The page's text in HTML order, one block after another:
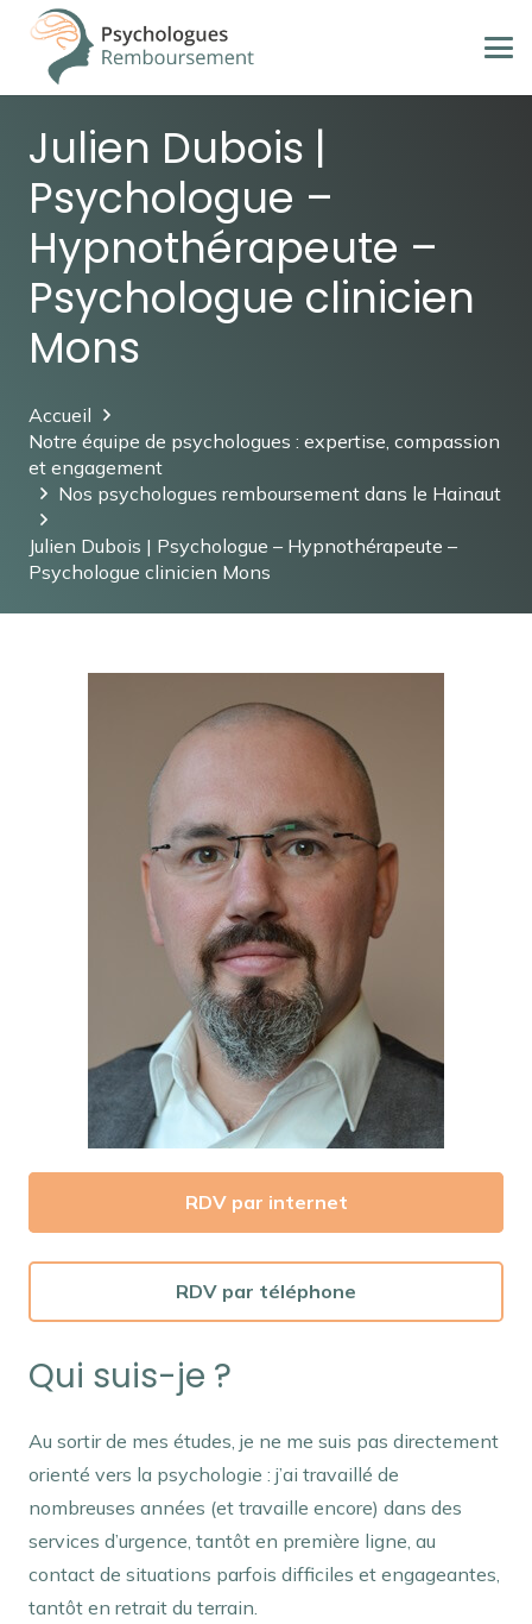
Julien Dubois |
Psychologue –
Hypnothérapeute –
Psychologue clinicien
Mons
Accueil
Notre équipe de psychologues : expertise, compassion
et engagement
Nos psychologues remboursement dans le Hainaut
Julien Dubois | Psychologue – Hypnothérapeute –
Psychologue clinicien Mons
RDV par internet
RDV par téléphone
Qui suis-je ?
Au sortir de mes études, je ne me suis pas directement
orienté vers la psychologie : j’ai travaillé de
nombreuses années (et travaille encore) dans des
services d’urgence, tantôt en première ligne, au
contact de situations parfois difficiles et engageantes,
tantôt en retrait du terrain.